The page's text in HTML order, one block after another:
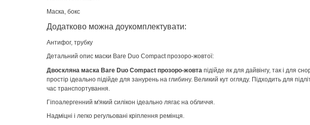
Маска, бокс
Додатково можна доукомплектувати:
Антифог, трубку
Детальний опис маски Bare Duo Compact прозоро-жовтої:
Двоскляна маска Bare Duo Compact прозоро-жовта підійде як для дайвінгу, так і для
простір ідеально підійде для занурень на глибину. Великий кут огляду. Підходить для
час транспортування.
Гіпоалергенний м'який силікон ідеально лягає на обличчя.
Надміцні і легко регульовані кріплення ремінця.